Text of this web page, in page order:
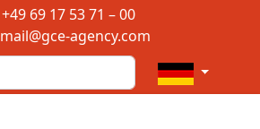
+49 69 17 53 71 – 00
mail@gce-agency.com
Sprache